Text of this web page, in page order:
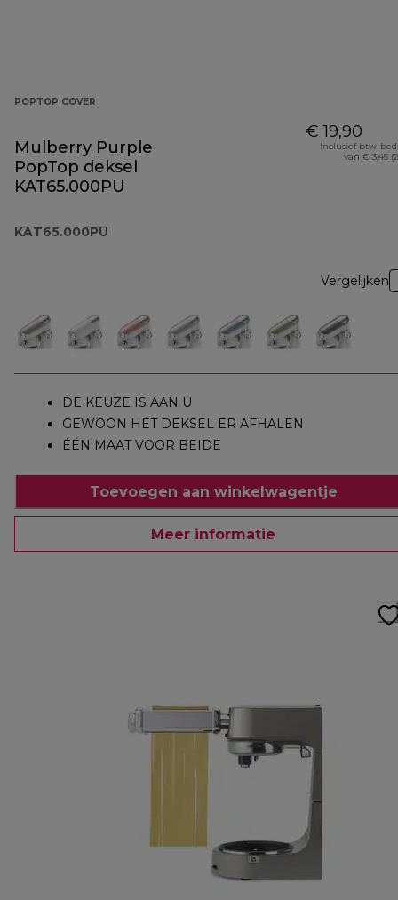
POPTOP COVER
Mulberry Purple
PopTop deksel
KAT65.000PU
KAT65.000PU
€ 19,90
Inclusief btw-
van € 3,45
Vergelijken
DE KEUZE IS AAN U
GEWOON HET DEKSEL ER AFHALEN
ÉÉN MAAT VOOR BEIDE
Toevoegen aan winkelwagentje
Meer informatie